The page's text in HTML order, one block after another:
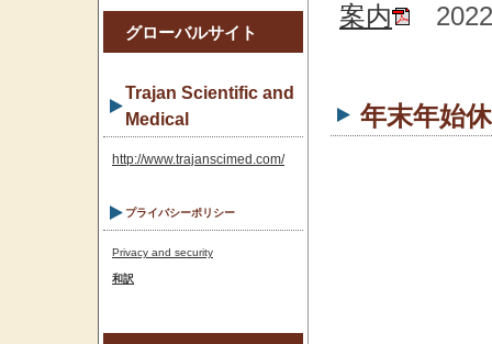
グローバルサイト
Trajan Scientific and
Medical
http://www.trajanscimed.com/
プライバシーポリシー
Privacy and security
和訳
案内
年末年始